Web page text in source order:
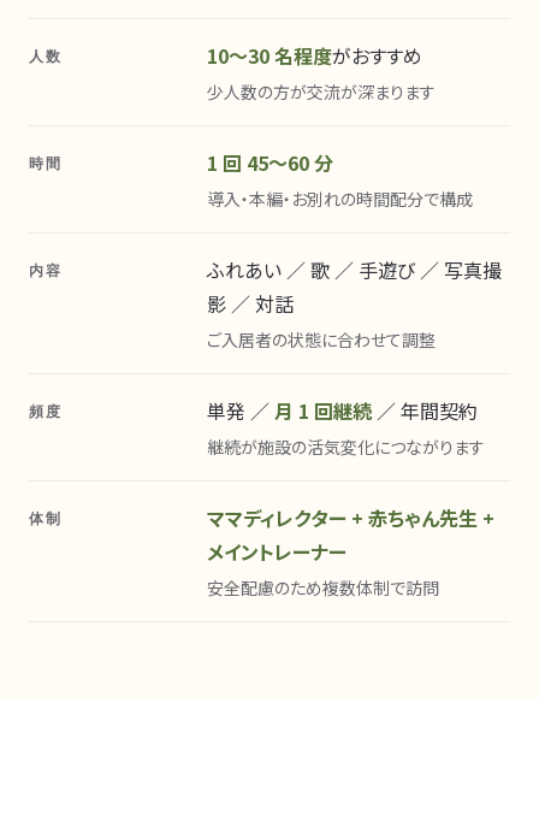
人数 10〜30 名程度がおすすめ
少人数の方が交流が深まります
時間 1 回 45〜60 分
導入・本編・お別れの時間配分で構成
内容
ふれあい ／ 歌 ／ 手遊び ／ 写真撮
影 ／ 対話
ご入居者の状態に合わせて調整
頻度 単発 ／月 1 回継続／ 年間契約
継続が施設の活気変化につながります
体制
ママディレクター + 赤ちゃん先生 +
メイントレーナー
安全配慮のため複数体制で訪問